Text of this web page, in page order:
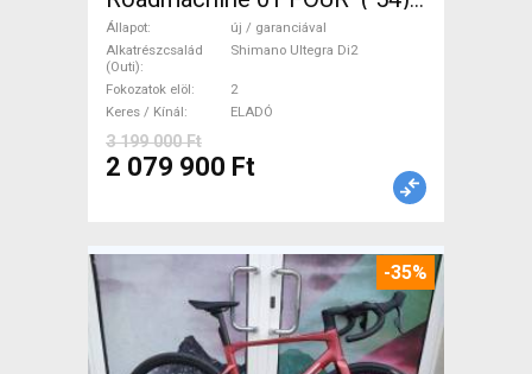
Országúti, Triatlon Shimano
Ultegra Di2 tárcsafék új /
garanciával ELADÓ
Állapot
új / garanciával
Alkatrészcsalád
(Outi)
Shimano Ultegra Di2
Fokozatok elöl
2
Keres / Kínál
ELADÓ
3 199 000 Ft
2 079 900 Ft
-35%